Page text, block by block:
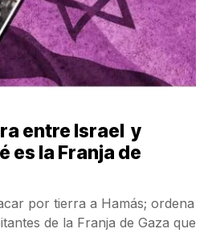
entre Israel y
es la Franja de
por tierra a Hamás; ordena
de la Franja de Gaza que